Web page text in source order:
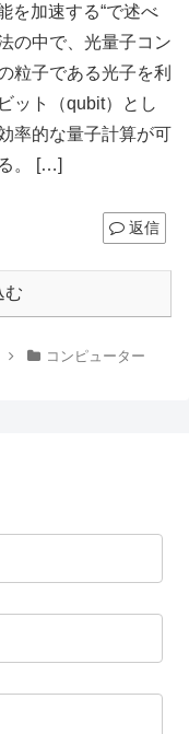
を加速する“で述べ
の中で、光量子コン
粒子である光子を利
ット（qubit）とし
率的な量子計算が可
。 […]
返信
む
コンピューター